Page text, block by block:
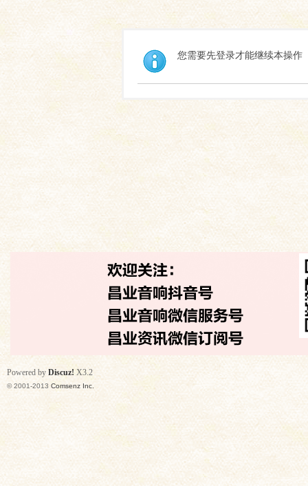
您需要先登录才能继续本操作
Powered by Discuz! X3.2
© 2001-2013 Comsenz Inc.